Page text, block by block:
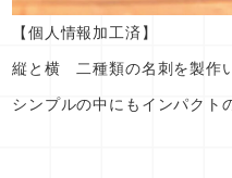
【個人情報加工済】
縦と横 二種類の名刺を製作
シンプルの中にもインパクト